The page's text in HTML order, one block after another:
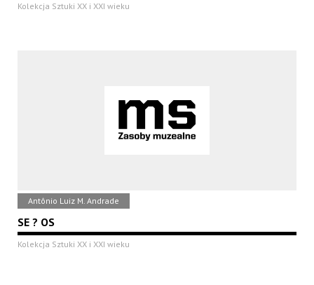
Kolekcja Sztuki XX i XXI wieku
Antônio Luiz M. Andrade
SE ? OS
Kolekcja Sztuki XX i XXI wieku